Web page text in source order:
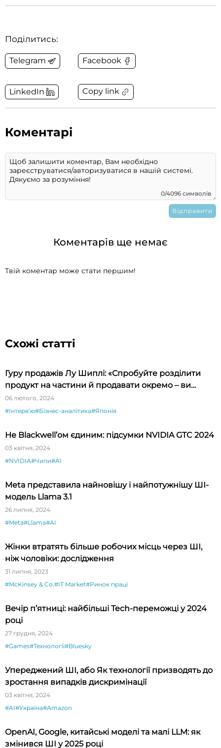
Поділитись:
Telegram Facebook
LinkedIn Copy link
Коментарі
0/4096 символів
Коментарів ще немає
Твій коментар може стати першим!
Схожі статті
Гуру продажів Лу Шиплі: «Спробуйте розділити
продукт на частини й продавати окремо – ви
будете вражені»
06 лютого, 2024
#Інтервʼю#Бізнес-аналітика#Японія
Не Blackwell’ом єдиним: підсумки NVIDIA GTC 2024
03 квітня, 2024
#NVIDIA#Чипи#AI
Meta представила найновішу і найпотужнішу ШІ-
модель Llama 3.1
26 липня, 2024
#Meta#Llama#AI
Жінки втратять більше робочих місць через ШІ,
ніж чоловіки: дослідження
31 липня, 2023
#McKinsey & Co.#IT Market#Ринок праці
Вечір п’ятниці: найбільші Tech-переможці у 2024
році
27 грудня, 2024
#Games#Технології#Bluesky
Упереджений ШІ, або Як технології призводять до
зростання випадків дискримінації
03 квітня, 2024
#AI#Україна#Amazon
OpenAI, Google, китайські моделі та малі LLM: як
змінився ШІ у 2025 році